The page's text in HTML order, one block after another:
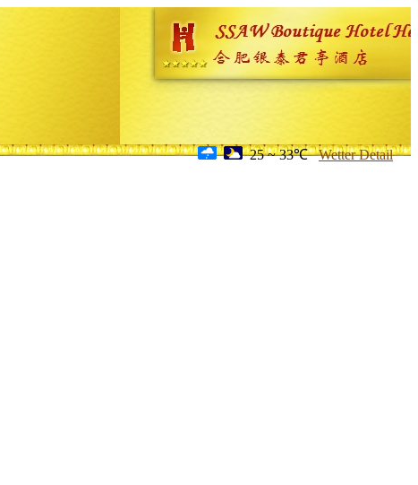
25 ~ 33℃ Wetter Detail